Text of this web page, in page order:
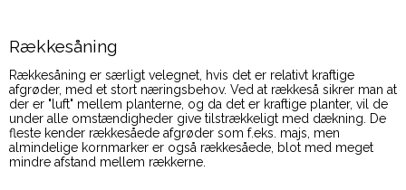
Rækkesåning
Rækkesåning er særligt velegnet, hvis det er relativt kraftige
afgrøder, med et stort næringsbehov. Ved at rækkeså sikrer man at
der er "luft" mellem planterne, og da det er kraftige planter, vil de
under alle omstændigheder give tilstrækkeligt med dækning. De
fleste kender rækkesåede afgrøder som f.eks. majs, men
almindelige kornmarker er også rækkesåede, blot med meget
mindre afstand mellem rækkerne.